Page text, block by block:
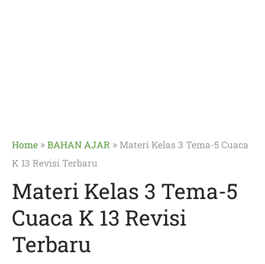
Home »BAHAN AJAR » Materi Kelas 3 Tema-5 Cuaca
K 13 Revisi Terbaru
Materi Kelas 3 Tema-5
Cuaca K 13 Revisi
Terbaru